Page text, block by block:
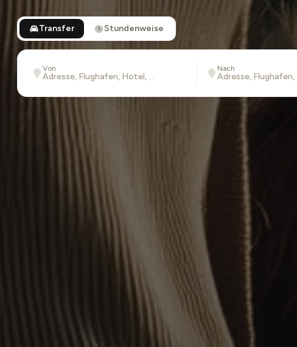
Transfer Stundenweise
Von Nach